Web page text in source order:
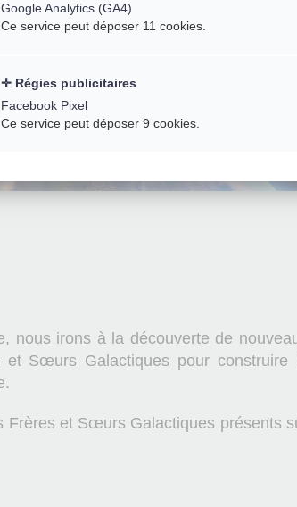
nous irons à la découverte de
et Sœurs Galactiques pour construire
Frères et Sœurs Galactiques présents
Google Analytics (GA4)
Ce service peut déposer 11 cookies.
Régies publicitaires
Facebook Pixel
Ce service peut déposer 9 cookies.